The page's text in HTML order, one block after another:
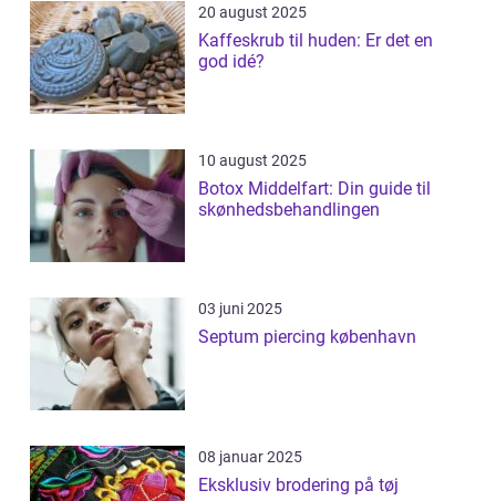
20 august 2025
Kaffeskrub til huden: Er det en
god idé?
10 august 2025
Botox Middelfart: Din guide til
skønhedsbehandlingen
03 juni 2025
Septum piercing københavn
08 januar 2025
Eksklusiv brodering på tøj